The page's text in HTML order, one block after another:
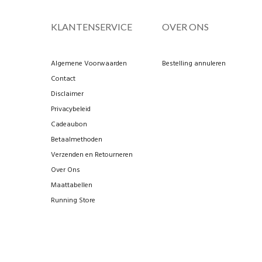
KLANTENSERVICE
Algemene Voorwaarden
Contact
Disclaimer
Privacybeleid
Cadeaubon
Betaalmethoden
Verzenden en Retourneren
Over Ons
Maattabellen
Running Store
OVER ONS
Bestelling annuleren